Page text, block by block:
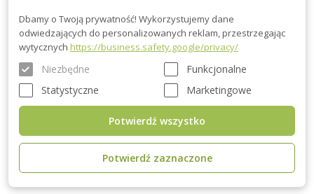
energooszczędne rozwiązania, które pozwalają cieszyć się
komfortem, jednocześnie dbając o naszą planetę.
Wykorzystanie drewna jako materiału budowlanego zmniejsza
ślad węglowy, a domy są projektowane z myślą o efektywności
energetycznej. Dzięki zastosowaniu nowoczesnych technologii
izolacyjnych, nasze domki doskonale zatrzymują ciepło, co
przekłada się na niższe koszty ogrzewania i mniejszy wpływ na
środowisko. Ponadto, drewno jest materiałem odnawialnym, co
czyni nasze domy nie tylko pięknymi, ale także
odpowiedzialnymi ekologicznie.
Dbamy o Twoją prywatność! Wykorzystujemy dane
odwiedzających do personalizowanych reklam, przestrzegając
wytycznych https://business.safety.google/privacy/
Niezbędne
Funkcjonalne
Statystyczne
Marketingowe
Potwierdź zaznaczone
Potwierdź wszystko